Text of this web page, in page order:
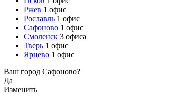
Ржев 1 офис
Рославль 1 офис
Сафоново 1 офис
Смоленск 3 офиса
Тверь 1 офис
Ярцево 1 офис
Ваш город Сафоново?
Да
Изменить